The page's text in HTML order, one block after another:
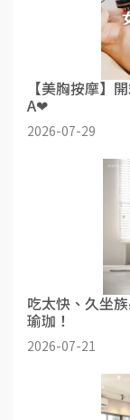
【美胸按摩】
A❤
2026-07-29
吃太快、久坐
瑜珈！
2026-07-21